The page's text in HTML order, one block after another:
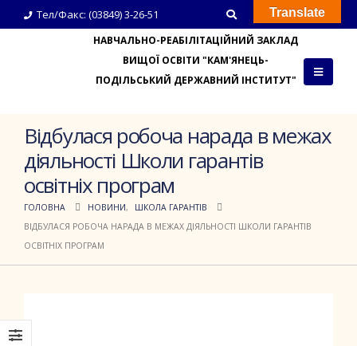
Тел/Факс: (03849) 3-26-51
НАВЧАЛЬНО-РЕАБІЛІТАЦІЙНИЙ ЗАКЛАД
ВИЩОЇ ОСВІТИ "КАМ'ЯНЕЦЬ-
ПОДІЛЬСЬКИЙ ДЕРЖАВНИЙ ІНСТИТУТ"
Відбулася робоча нарада в межах
діяльності Школи гарантів
освітніх програм
ГОЛОВНА НОВИНИ,
ШКОЛА ГАРАНТІВ
ВІДБУЛАСЯ РОБОЧА НАРАДА В МЕЖАХ ДІЯЛЬНОСТІ ШКОЛИ ГАРАНТІВ
ОСВІТНІХ ПРОГРАМ
Translate